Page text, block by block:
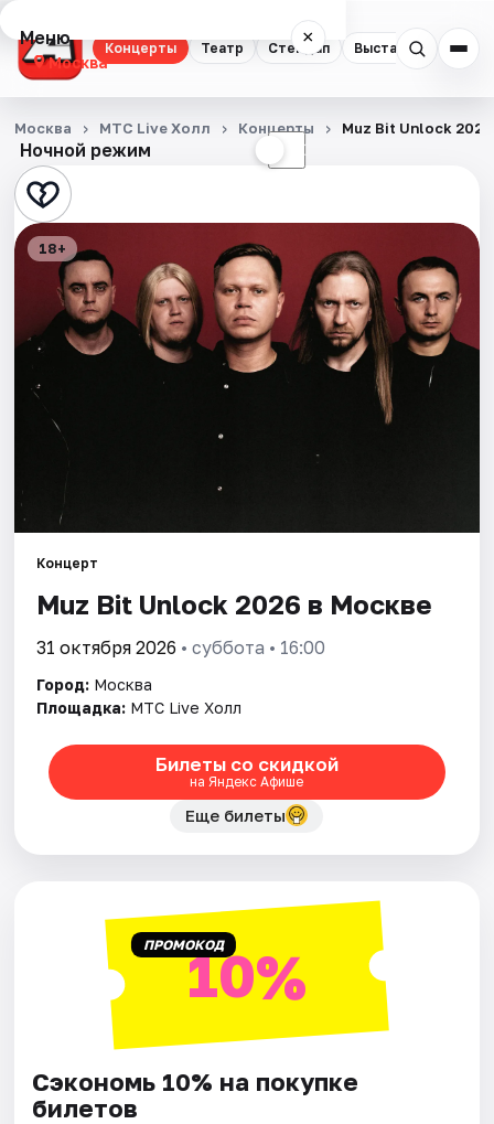
Концерты Театр Стендап Выставки
Меню ×
Москва
Концерты
Театр
Стендап
Выставки
Квесты
Спорт
Площадки
Артисты
Рейтинги
Ночной режим ☾
Москва MTC Live Холл Концерты Muz Bit Unlock 2026
18+
Концерт
Muz Bit Unlock 2026 в Москве
31 октября 2026 • суббота • 16:00
Город: Москва
Площадка: MTC Live Холл
Билеты со скидкой
на Яндекс Афише
Еще билеты
ПРОМОКОД10%
Сэкономь 10% на покупке
билетов